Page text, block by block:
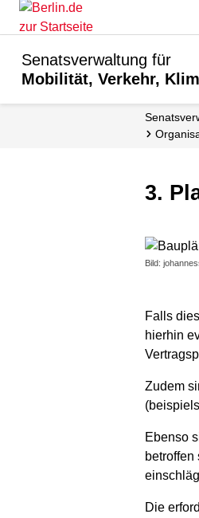
Senatsverwaltung für
Mobilität, Verkehr,
3.
Bild:
Falls
hierhin
Zudem
Ebenso
Die